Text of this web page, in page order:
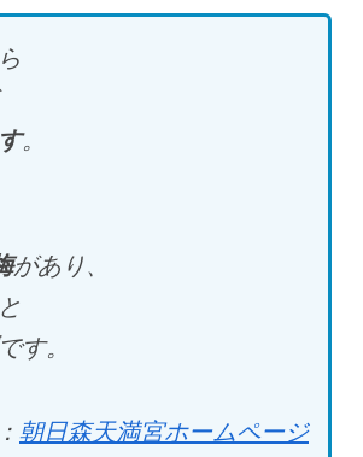
。
があり、
す。
朝日森天満宮ホームページ